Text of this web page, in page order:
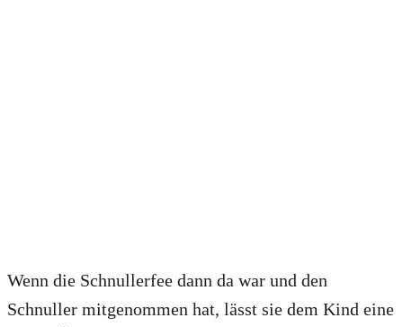
Wenn die Schnullerfee dann da war und den
Schnuller mitgenommen hat, lässt sie dem Kind eine